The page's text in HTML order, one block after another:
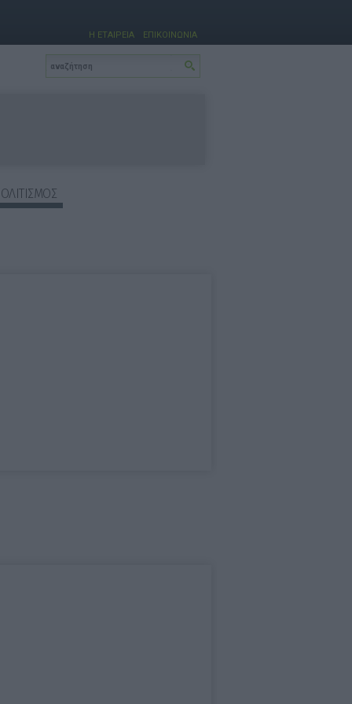
Η ΕΤΑΙΡΕΙΑ ΕΠΙΚΟΙΝΩΝΙΑ